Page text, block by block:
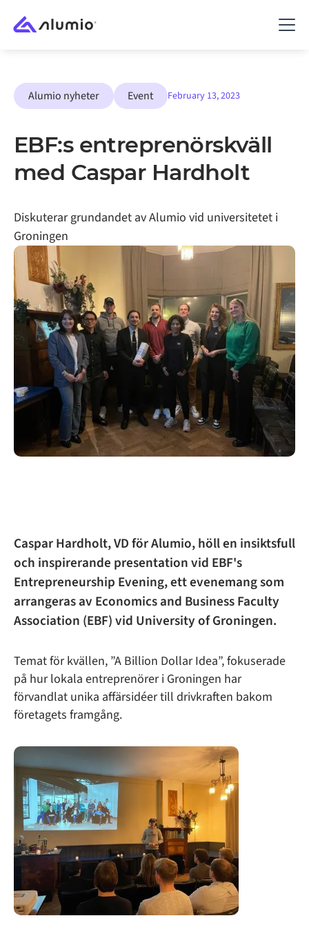
Alumio nyheter Event February 13, 2023
EBF:s entreprenörskväll
med Caspar Hardholt
Diskuterar grundandet av Alumio vid universitetet i
Groningen
Caspar Hardholt, VD för Alumio, höll en insiktsfull
och inspirerande presentation vid EBF's
Entrepreneurship Evening, ett evenemang som
arrangeras av Economics and Business Faculty
Association (EBF) vid University of Groningen.
Temat för kvällen, ”A Billion Dollar Idea”, fokuserade
på hur lokala entreprenörer i Groningen har
förvandlat unika affärsidéer till drivkraften bakom
företagets framgång.